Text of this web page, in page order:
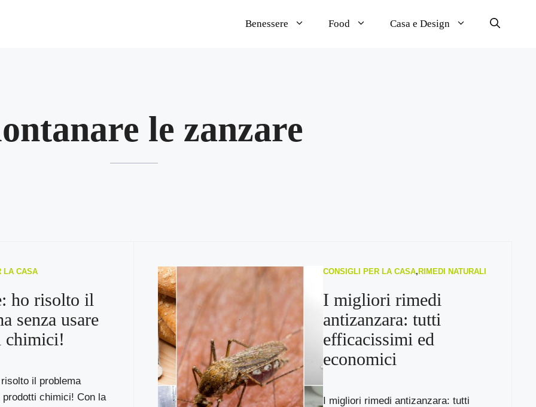
Benessere Food Casa e Design
le zanzare
LA CASA
ho risolto il
senza usare
chimici!
il problema
chimici! Con la
CONSIGLI PER LA CASA, RIMEDI NATURALI
I migliori rimedi
antizanzara: tutti
efficacissimi ed
economici
I migliori rimedi antizanzara: tutti